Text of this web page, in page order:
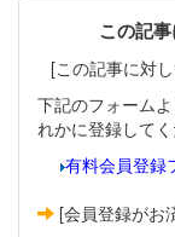
この記
[この記事に対
下記のフォーム
れかに登録してく
有料会員登録
[会員登録がお